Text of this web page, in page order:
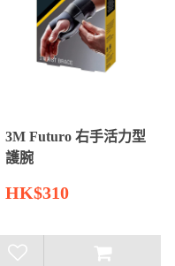
3M Futuro 右手活力型
護腕
HK$310